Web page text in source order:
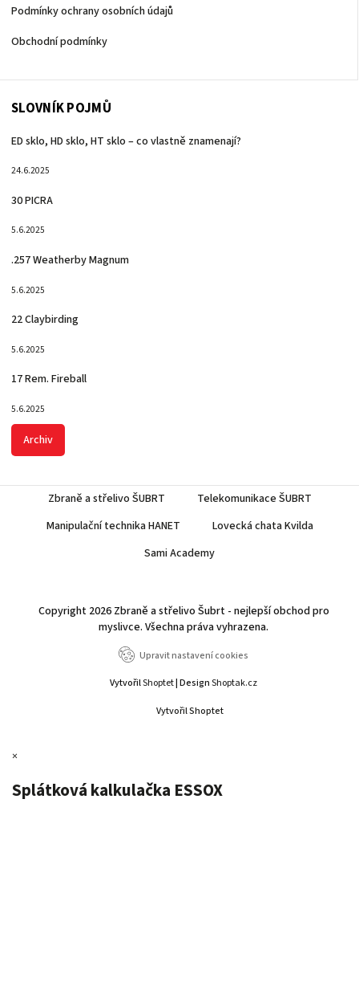
Podmínky ochrany osobních údajů
Obchodní podmínky
SLOVNÍK POJMŮ
ED sklo, HD sklo, HT sklo – co vlastně znamenají?
24.6.2025
30 PICRA
5.6.2025
.257 Weatherby Magnum
5.6.2025
22 Claybirding
5.6.2025
17 Rem. Fireball
5.6.2025
Archiv
Zbraně a střelivo ŠUBRT
Telekomunikace ŠUBRT
Manipulační technika HANET
Lovecká chata Kvilda
Sami Academy
Vytvořil Shoptet
Copyright 2026 Zbraně a střelivo Šubrt - nejlepší obchod pro
myslivce. Všechna práva vyhrazena.
Upravit nastavení cookies
VytvořilShoptet| DesignShoptak.cz
×
Splátková kalkulačka ESSOX